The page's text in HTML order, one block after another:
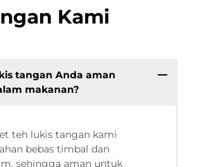
Kami
tangan Anda aman
makanan?
teh lukis tangan kami
bebas timbal dan
sehingga aman untuk